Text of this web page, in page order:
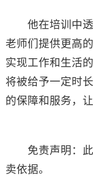
他在培训中透
老师们提供更高
实现工作和生活
将被给予一定时
的保障和服务，
免责声明：此
卖依据。